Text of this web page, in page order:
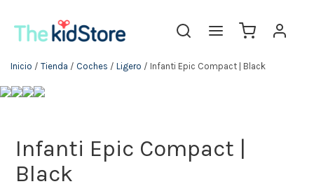
Inicio / Tienda / Coches / Ligero / Infanti Epic Compact | Black
Infanti Epic Compact |
Black